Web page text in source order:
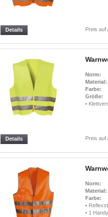
Preis auf
Details
Norm:
Material:
Farbe:
Größe:
•
Preis auf
Details
Norm:
Material:
Farbe:
•
• 1